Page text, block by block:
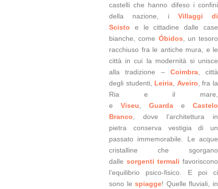
castelli che hanno difeso i confini
della nazione, i Villaggi di
Scisto e le cittadine dalle case
bianche, come Óbidos , un tesoro
racchiuso fra le antiche mura, e le
città in cui la modernità si unisce
alla tradizione – Coimbra, città
degli studenti, Leiria Aveiro , fra la
Ria e il mare,
e Viseu Guarda e Castelo
Branco , dove l’architettura in
pietra conserva vestigia di un
passato immemorabile. Le acque
cristalline che sgorgano
dalle sorgenti termali favoriscono
l’equilibrio psico-fisico. E poi ci
sono lespiagge! Quelle fluviali, in